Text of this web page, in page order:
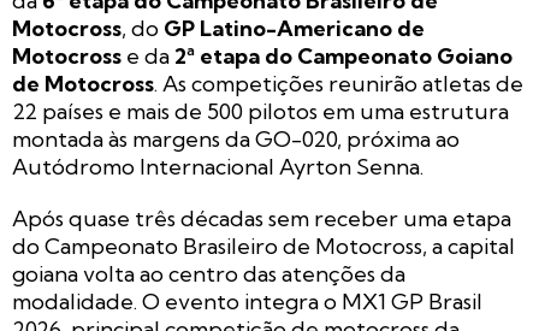
Motocross, do GP Latino-Americano de
Motocross e da 2ª etapa do Campeonato Goiano
de Motocross. As competições reunirão atletas de
22 países e mais de 500 pilotos em uma estrutura
montada às margens da GO-020, próxima ao
Autódromo Internacional Ayrton Senna.
Após quase três décadas sem receber uma etapa
do Campeonato Brasileiro de Motocross, a capital
goiana volta ao centro das atenções da
modalidade. O evento integra o MX1 GP Brasil